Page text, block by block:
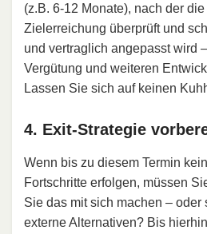
(z.B. 6-12 Monate), nach der
Zielerreichung überprüft und
und vertraglich angepasst wird
Vergütung und weiteren
Lassen Sie sich auf keinen
4. Exit-Strategie
Wenn bis zu diesem Termin
Fortschritte erfolgen, müssen
Sie das mit sich machen – oder
externe Alternativen? Bis